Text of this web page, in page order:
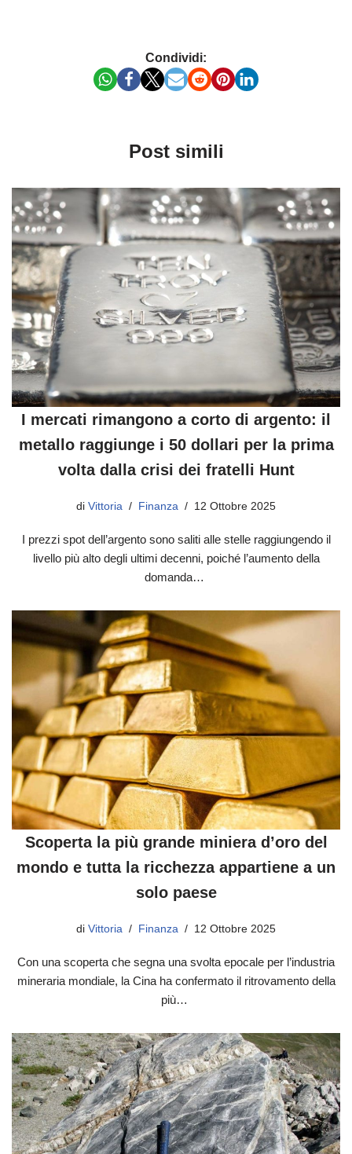
Condividi:
Post simili
I mercati rimangono a corto di argento: il
metallo raggiunge i 50 dollari per la prima
volta dalla crisi dei fratelli Hunt
di Vittoria Finanza 12 Ottobre 2025
I prezzi spot dell’argento sono saliti alle stelle raggiungendo il
livello più alto degli ultimi decenni, poiché l’aumento della
domanda…
Scoperta la più grande miniera d’oro del
mondo e tutta la ricchezza appartiene a un
solo paese
di Vittoria Finanza 12 Ottobre 2025
Con una scoperta che segna una svolta epocale per l’industria
mineraria mondiale, la Cina ha confermato il ritrovamento della
più…